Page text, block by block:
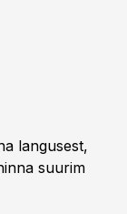
langusest,
suurim